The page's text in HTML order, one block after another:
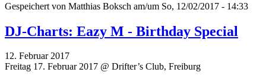
Gespeichert von Matthias Boksch am/um So, 12/02/2017 - 14:33
DJ-Charts: Eazy M - Birthday Special
12. Februar 2017
Freitag 17. Februar 2017 @ Drifter’s Club, Freiburg